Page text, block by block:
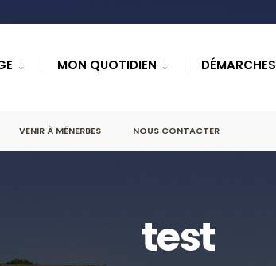
MON QUOTIDIEN DÉMARCHES
VENIR À MÉNERBES NOUS CONTACTER
test